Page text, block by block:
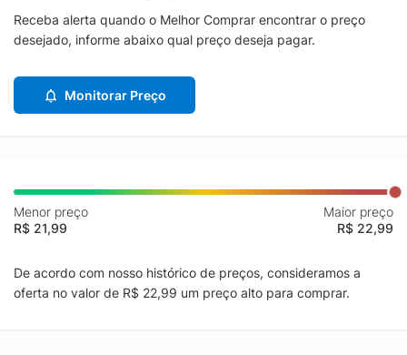
Receba alerta quando o Melhor Comprar encontrar o preço
desejado, informe abaixo qual preço deseja pagar.
Monitorar Preço
Menor preço
R$ 21,99
Maior preço
R$ 22,99
De acordo com nosso histórico de preços, consideramos a
oferta no valor de R$ 22,99 um preço alto para comprar.